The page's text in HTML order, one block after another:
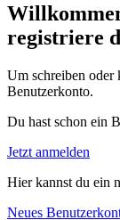
registriere
Um schreiben oder
Benutzerkonto.
Du hast schon ein
Jetzt anmelden
Hier kannst du ein
Neues